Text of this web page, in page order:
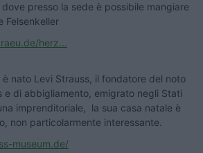
presso la sede è possibile mangiare
Felsenkeller
herz...
è nato Levi Strauss, il fondatore del noto
e di abbigliamento, emigrato negli Stati
imprenditoriale, la sua casa natale è
non particolarmente interessante.
museum.de/